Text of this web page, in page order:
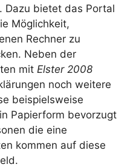
Dazu bietet das Portal
Möglichkeit,
Rechner zu
Neben der
mit Elster 2008
noch weitere
beispielsweise
Papierform bevorzugt
die eine
kommen auf diese